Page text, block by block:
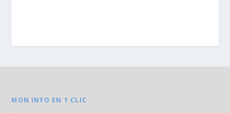
MON INFO EN 1 CLIC